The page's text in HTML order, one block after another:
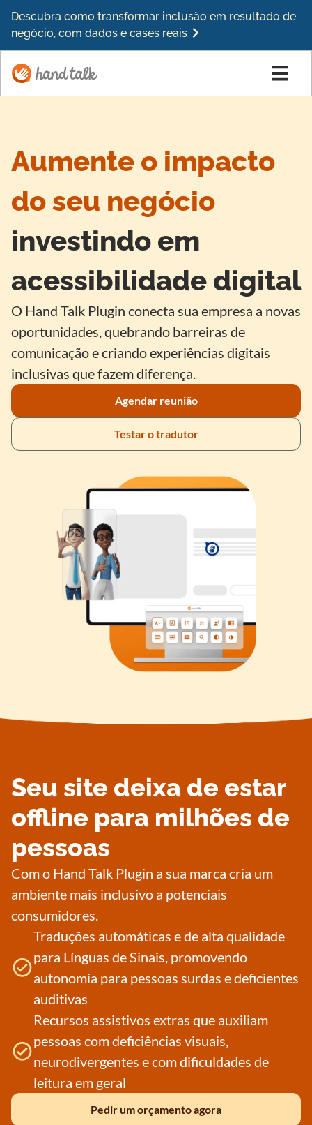
Descubra como transformar inclusão em resultado de
negócio, com dados e cases reais
Aumente o impacto
do seu negócio
investindo em
acessibilidade digital
O Hand Talk Plugin conecta sua empresa a novas
oportunidades, quebrando barreiras de
comunicação e criando experiências digitais
inclusivas que fazem diferença.
Agendar reunião
Testar o tradutor
Seu site deixa de estar
offline para milhões de
pessoas
Com o Hand Talk Plugin a sua marca cria um
ambiente mais inclusivo a potenciais
consumidores.
Traduções automáticas e de alta qualidade
para Línguas de Sinais, promovendo
autonomia para pessoas surdas e deficientes
auditivas
Recursos assistivos extras que auxiliam
pessoas com deficiências visuais,
neurodivergentes e com dificuldades de
leitura em geral
Pedir um orçamento agora